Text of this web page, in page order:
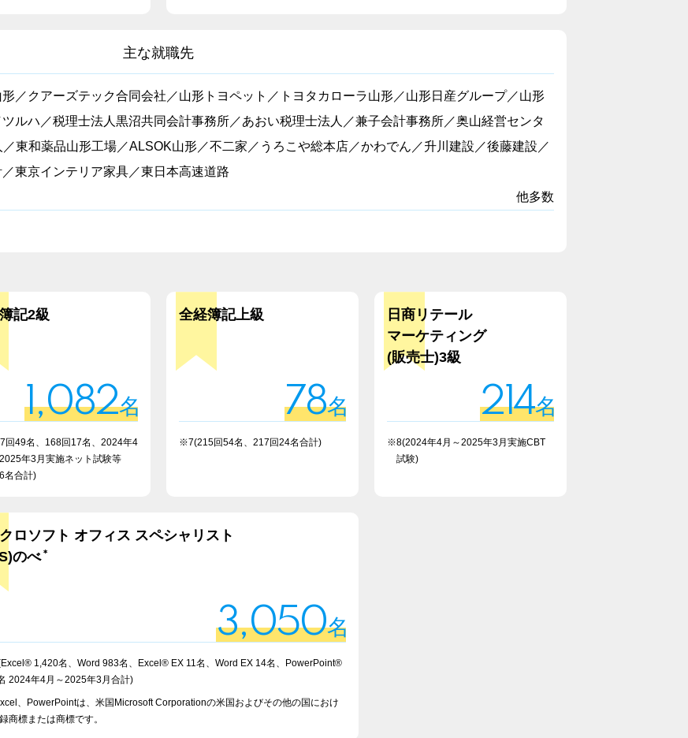
主な就職先
／クアーズテック合同会社／山形トヨペット／トヨタカローラ山形／山形日産グループ／山形
ルハ／税理士法人黒沼共同会計事務所／あおい税理士法人／兼子会計事務所／奥山経営センタ
東和薬品山形工場／ALSOK山形／不二家／うろこや総本店／かわでん／升川建設／後藤建設／
東京インテリア家具／東日本高速道路
他多数
記2級
1,082名
回49名、168回17名、2024年4
年3月実施ネット試験等
名合計)
全経簿記上級
78名
※7(215回54名、217回24名合計)
日商リテール
マーケティング
(販売士)3級
214名
※8(2024年4月～2025年3月実施CBT
試験)
ロソフト オフィス スペシャリスト
のべ ＊
3,050名
1,420名、Word 983名、Excel® EX 11名、Word EX 14名、PowerPoint®
2024年4月～2025年3月合計)
、PowerPointは、米国Microsoft Corporationの米国およびその他の国におけ
商標または商標です。